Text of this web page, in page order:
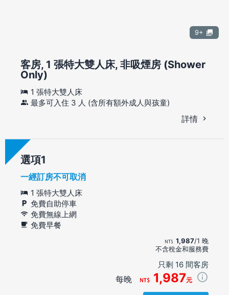
9+
客房, 1 張特大雙人床, 非吸煙房 (Shower
Only)
1 張特大雙人床
最多可入住 3 人 (含所有額外成人與孩童)
詳情
選項
一經訂房不可取消
1 張特大雙人床
免費自助停車
免費無線上網
免費早餐
1,987/1 晚
不含稅金和服務費
只剩 16 間客房
每晚 1,987元